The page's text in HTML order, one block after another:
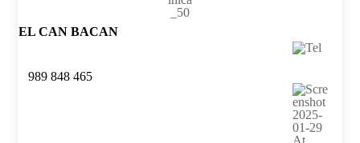
EL CAN BACAN
989 848 465